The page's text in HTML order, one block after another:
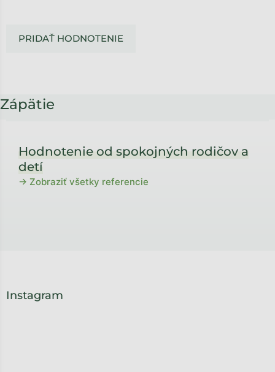
PRIDAŤ HODNOTENIE
Zápätie
Hodnotenie od spokojných rodičov a
detí
→ Zobraziť všetky referencie
Instagram